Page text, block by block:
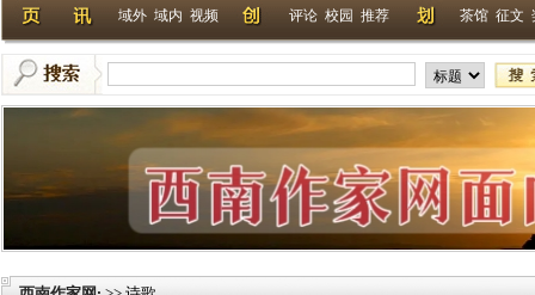
域外 域内 视频
评论 校园 推荐
茶馆 征文